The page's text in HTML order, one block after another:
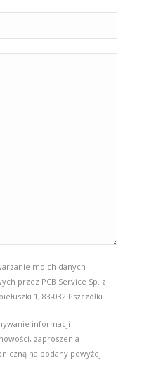
moich danych
przez PCB Service Sp. z
1, 83-032 Pszczółki.
informacji
zaproszenia
na podany powyżej